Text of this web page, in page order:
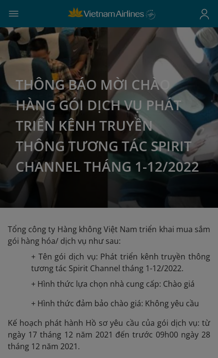
THÔNG BÁO MỜI CHÀO
HÀNG GÓI DỊCH VỤ PHÁT
TRIỂN KÊNH TRUYỀN
THÔNG TƯƠNG TÁC SPIRIT
CHANNEL THÁNG 1-12/2022
Tổng công ty Hàng không Việt Nam triển khai mua sắm
gói hàng hóa/ dịch vụ như sau:
+ Tên gói dịch vụ: Phát triển kênh truyền thông
tương tác Spirit Channel tháng 1-12/2022.
+ Hình thức lựa chọn nhà cung cấp: Chào giá
+ Hình thức đảm bảo chào giá: Không yêu cầu
Kế hoạch phát hành Hồ sơ yêu cầu của gói dịch vụ: từ
ngày 17 tháng 12 năm 2021 đến trước 09h00 ngày 28
tháng 12 năm 2021.